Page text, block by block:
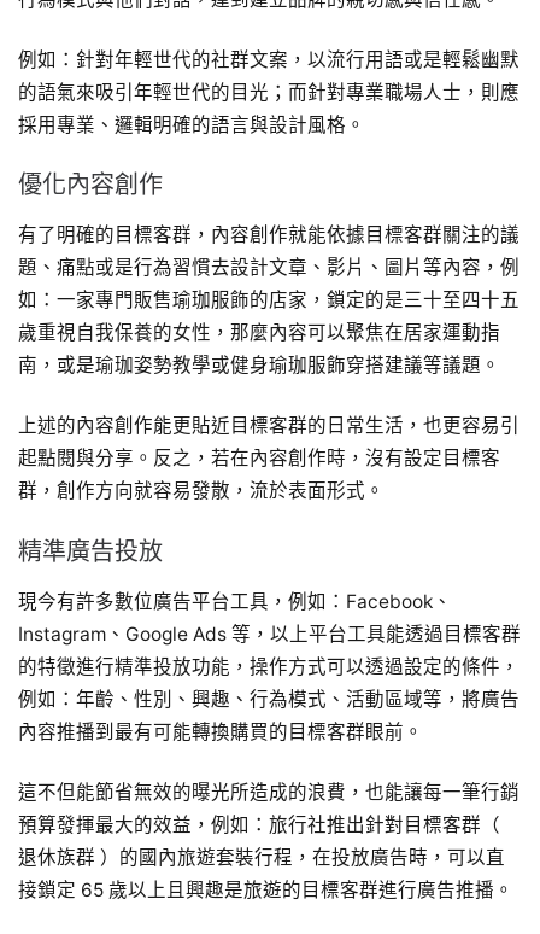
例如：針對年輕世代的社群文案，以流行用語或是輕鬆幽默
的語氣來吸引年輕世代的目光；而針對專業職場人士，則應
採用專業、邏輯明確的語言與設計風格。
優化內容創作
有了明確的目標客群，內容創作就能依據目標客群關注的議
題、痛點或是行為習慣去設計文章、影片、圖片等內容，例
如：一家專門販售瑜珈服飾的店家，鎖定的是三十至四十五
歲重視自我保養的女性，那麼內容可以聚焦在居家運動指
南，或是瑜珈姿勢教學或健身瑜珈服飾穿搭建議等議題。
上述的內容創作能更貼近目標客群的日常生活，也更容易引
起點閱與分享。反之，若在內容創作時，沒有設定目標客
群，創作方向就容易發散，流於表面形式。
精準廣告投放
現今有許多數位廣告平台工具，例如：Facebook、
Instagram、Google Ads 等，以上平台工具能透過目標客群
的特徵進行精準投放功能，操作方式可以透過設定的條件，
例如：年齡、性別、興趣、行為模式、活動區域等，將廣告
內容推播到最有可能轉換購買的目標客群眼前。
這不但能節省無效的曝光所造成的浪費，也能讓每一筆行銷
預算發揮最大的效益，例如：旅行社推出針對目標客群（
退休族群 ）的國內旅遊套裝行程，在投放廣告時，可以直
接鎖定 65 歲以上且興趣是旅遊的目標客群進行廣告推播。